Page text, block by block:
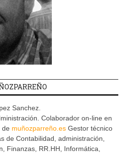
Sanchez.
Colaborador on-line en
de muñozparreño.es Gestor técnico
de Contabilidad, administración,
Finanzas, RR.HH, Informática,